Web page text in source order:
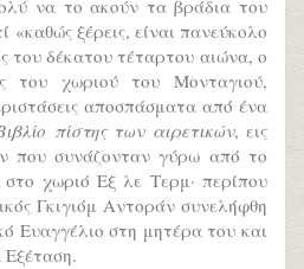
να το ακούν τα βράδια του
«καθώς ξέρεις, είναι πανεύκολο
του δέκατου τέταρτου αιώνα, ο
του χωριού του Μονταγιού,
αποσπάσματα από ένα
πίστης των αιρετικών, εις
που συνάζονταν γύρω από το
στο χωριό Εξ λε Τερμ· περίπου
Γκιγιόμ Αντοράν συνελήφθη
Ευαγγέλιο στη μητέρα του και
Εξέταση.